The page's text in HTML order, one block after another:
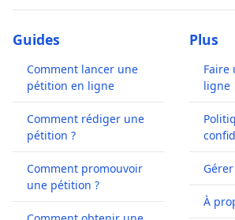
Guides
Comment lancer une
pétition en ligne
Comment rédiger une
pétition ?
Comment promouvoir
une pétition ?
Plus
Faire
ligne
À